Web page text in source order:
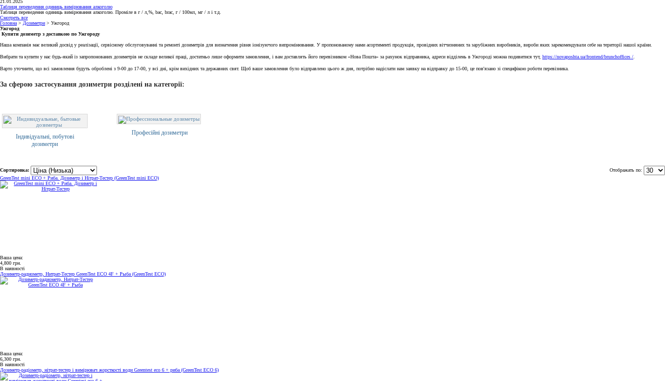
21.01.2025
Таблиця переведення одиниць вимірювання алкоголю
Таблиця переведення одиниць вимірювання алкоголю. Проміле в г / л,%, bac, brac, г / 100мл, мг / л і т.д.
Смотреть все
Головна > Дозиметри > Ужгород
Ужгород
Купити дозиметр з доставкою по Ужгороду
Наша компанія має великий досвід у реалізації, сервісному обслуговуванні та ремонті дозиметрів для визначення рівня іонізуючого випромінювання. У пропонованому нами асортименті продукція, провідних вітчизняних та зарубіжних виробників, вироби яких зарекомендували себе на території нашої країни.
Вибрати та купити у нас будь-який із запропонованих дозиметрів не складе великої праці, достатньо лише оформити замовлення, і вам доставлять його перевізником «Нова Пошта» за рахунок відправника, адреси відділень в Ужгороді можна подивитися тут, https://novaposhta.ua/frontend/brunchoffices /.
Варто уточнити, що всі замовлення будуть оброблені з 9-00 до 17-00, у всі дні, крім вихідних та державних свят. Щоб ваше замовлення було відправлено цього ж дня, потрібно надіслати нам заявку на відправку до 15-00, це пов'язано зі специфікою роботи перевізника.
За сферою застосування дозиметри розділені на категорії:
Індивідуальні, побутові
дозиметри
Професійні дозиметри
Сортировка:
Отображать по:
GreenTest mini ECO + Риба. Дозиметр і Нітрат-Тестер (GreenTest mini ECO)
Ваша цена:
4,800 грн.
В наявності
Дозиметр-радиометр, Нитрат-Тестер GreenTest ECO 4F + Рыба (GreenTest ECO)
Ваша цена:
6,300 грн.
В наявності
Дозиметр-радіометр, нітрат-тестер і вимірювач жорсткості води Greentest eco 6 + риба (GreenTest ECO 6)